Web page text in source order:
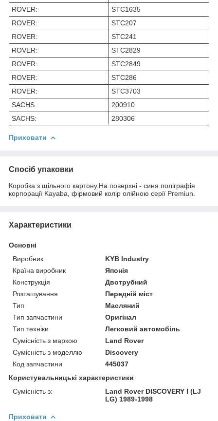
ROVER:
STC1635
ROVER:
STC207
ROVER:
STC241
ROVER:
STC2829
ROVER:
STC2849
ROVER:
STC286
ROVER:
STC3703
SACHS:
200910
SACHS:
280306
Приховати
Спосіб упаковки
Коробка з щільного картону.На поверхні - синя поліграфія
корпорації Kayaba, фірмовий колір олійною серії Premiun.
Характеристики
Основні
Виробник
KYB Industry
Країна виробник
Японія
Конструкція
Двотрубний
Розташування
Передній міст
Тип
Масляний
Тип запчастини
Оригінал
Тип техніки
Легковий автомобіль
Сумісність з маркою
Land Rover
Сумісність з моделлю
Discovery
Код запчастини
445037
Користувальницькі характеристики
Сумісність з:
Land Rover DISCOVERY I (LJ
LG) 1989-1998
Приховати